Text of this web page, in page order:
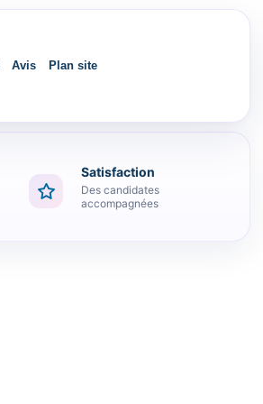
Avis Plan site
Satisfaction
Des candidates
accompagnées